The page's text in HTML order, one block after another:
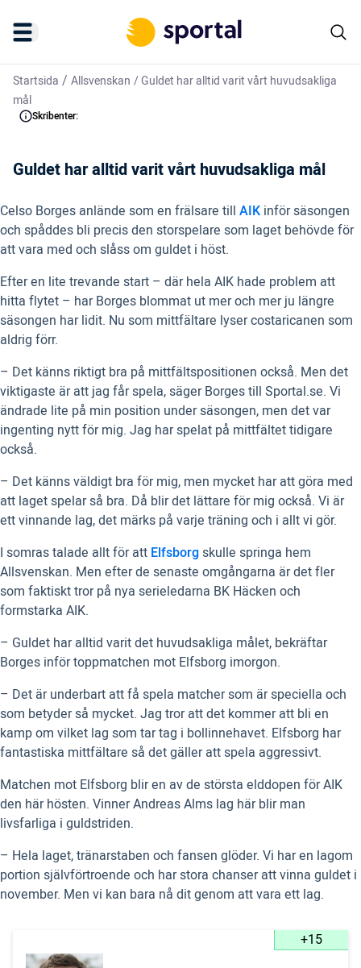
Startsida / Allsvenskan /Guldet har alltid varit vårt huvudsakliga
mål
Skribenter:
Guldet har alltid varit vårt huvudsakliga mål
Celso Borges anlände som en frälsare till AIK inför säsongen
och spåddes bli precis den storspelare som laget behövde för
att vara med och slåss om guldet i höst.
Efter en lite trevande start – där hela AIK hade problem att
hitta flytet – har Borges blommat ut mer och mer ju längre
säsongen har lidit. Nu som mittfältare lyser costaricanen som
aldrig förr.
– Det känns riktigt bra på mittfältspositionen också. Men det
viktigaste är att jag får spela, säger Borges till Sportal.se. Vi
ändrade lite på min position under säsongen, men det var
ingenting nytt för mig. Jag har spelat på mittfältet tidigare
också.
– Det känns väldigt bra för mig, men mycket har att göra med
att laget spelar så bra. Då blir det lättare för mig också. Vi är
ett vinnande lag, det märks på varje träning och i allt vi gör.
I somras talade allt för att Elfsborgskulle springa hem
Allsvenskan. Men efter de senaste omgångarna är det fler
som faktiskt tror på nya serieledarna BK Häcken och
formstarka AIK.
– Guldet har alltid varit det huvudsakliga målet, bekräftar
Borges inför toppmatchen mot Elfsborg imorgon.
– Det är underbart att få spela matcher som är speciella och
som betyder så mycket. Jag tror att det kommer att bli en
kamp om vilket lag som tar tag i bollinnehavet. Elfsborg har
fantastiska mittfältare så det gäller att spela aggressivt.
Matchen mot Elfsborg blir en av de största elddopen för AIK
den här hösten. Vinner Andreas Alms lag här blir man
livsfarliga i guldstriden.
– Hela laget, tränarstaben och fansen glöder. Vi har en lagom
portion självförtroende och har stora chanser att vinna guldet i
november. Men vi kan bara nå dit genom att vara ett lag.
+15